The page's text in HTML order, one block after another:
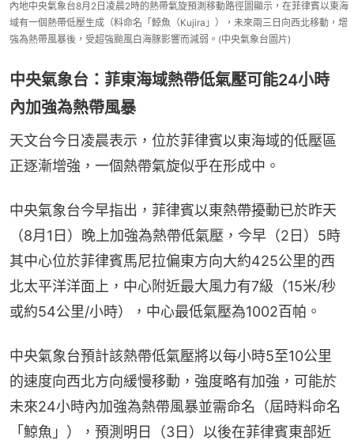
內地中央氣象台8月2日凌晨2時的熱帶氣旋預測移動路徑圖顯示，在菲律賓以東海
域有一個熱帶低壓生成（料命名「鯨魚（Kujira」），未來兩三日向西北移動，增
強為熱帶風暴後，受超強颱風白海豚影響而減弱。(中央氣象台圖片)
中央氣象台：菲東海域熱帶低氣壓可能24小時
內加強為熱帶風暴
天文台今日凌晨表示，位於菲律賓以東海域的低壓區
正逐漸增強，一個熱帶氣旋似乎在形成中。
中央氣象台今早指出，菲律賓以東熱帶擾動已於昨天
（8月1日）晚上加強為熱帶低氣壓，今早（2日）5時
其中心位於菲律賓馬尼拉偏東方向大約425公里的西
北太平洋洋面上，中心附近最大風力有7級（15米/秒
或約54公里/小時），中心最低氣壓為1002百帕。
中央氣象台預計該熱帶低氣壓將以每小時5至10公里
的速度向西北方向緩慢移動，強度略有加強，可能於
未來24小時內加強為熱帶風暴並需命名（屆時料命名
「鯨魚」），預測明日（3日）以後在菲律賓東部近